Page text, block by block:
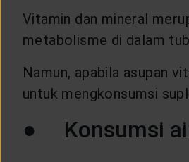
Vitamin dan mineral
metabolisme di dalam
Namun, apabila asupan
untuk mengkonsumsi
● Konsumsi